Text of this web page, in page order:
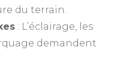
du terrain.
: L’éclairage, les
demandent